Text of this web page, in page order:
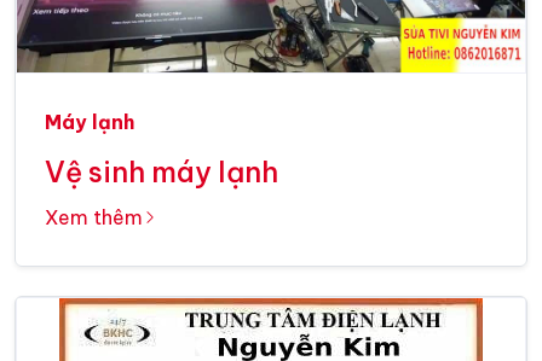
Máy lạnh
Vệ sinh máy lạnh
Xem thêm